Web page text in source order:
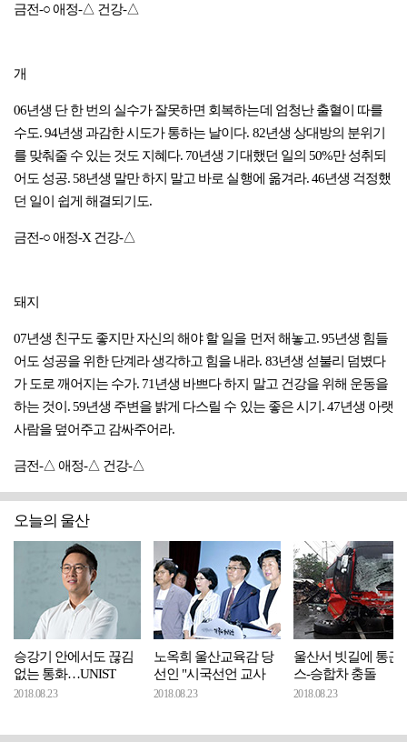
금전-○ 애정-△ 건강-△
개
06년생 단 한 번의 실수가 잘못하면 회복하는데 엄청난 출혈이 따를
수도. 94년생 과감한 시도가 통하는 날이다. 82년생 상대방의 분위기
를 맞춰줄 수 있는 것도 지혜다. 70년생 기대했던 일의 50%만 성취되
어도 성공. 58년생 말만 하지 말고 바로 실행에 옮겨라. 46년생 걱정했
던 일이 쉽게 해결되기도.
금전-○ 애정-X 건강-△
돼지
07년생 친구도 좋지만 자신의 해야 할 일을 먼저 해놓고. 95년생 힘들
어도 성공을 위한 단계라 생각하고 힘을 내라. 83년생 섣불리 덤볐다
가 도로 깨어지는 수가. 71년생 바쁘다 하지 말고 건강을 위해 운동을
하는 것이. 59년생 주변을 밝게 다스릴 수 있는 좋은 시기. 47년생 아랫
사람을 덮어주고 감싸주어라.
금전-△ 애정-△ 건강-△
오늘의 울산
승강기 안에서도 끊김
없는 통화…UNIST
2018.08.23
노옥희 울산교육감 당
선인 "시국선언 교사
2018.08.23
울산서 빗길에 통근
스-승합차 충돌
2018.08.23